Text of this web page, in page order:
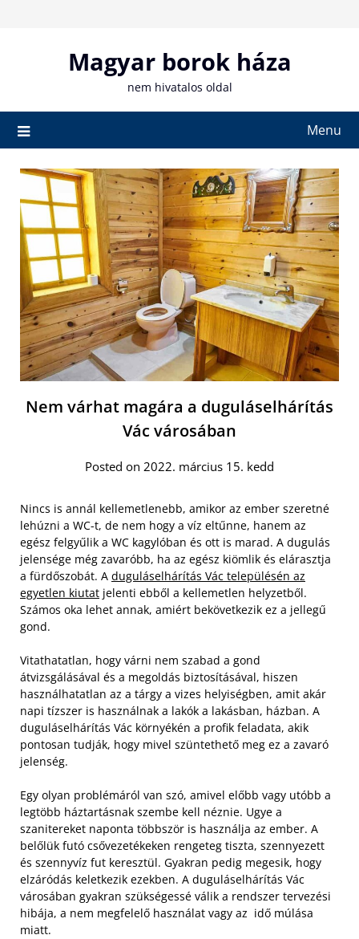
Magyar borok háza
nem hivatalos oldal
Menu
Nem várhat magára a duguláselhárítás
Vác városában
Posted on 2022. március 15. kedd
Nincs is annál kellemetlenebb, amikor az ember szeretné
lehúzni a WC-t, de nem hogy a víz eltűnne, hanem az
egész felgyűlik a WC kagylóban és ott is marad. A dugulás
jelensége még zavaróbb, ha az egész kiömlik és elárasztja
a fürdőszobát. A duguláselhárítás Vác településén az
egyetlen kiutat jelenti ebből a kellemetlen helyzetből.
Számos oka lehet annak, amiért bekövetkezik ez a jellegű
gond.
Vitathatatlan, hogy várni nem szabad a gond
átvizsgálásával és a megoldás biztosításával, hiszen
használhatatlan az a tárgy a vizes helyiségben, amit akár
napi tízszer is használnak a lakók a lakásban, házban. A
duguláselhárítás Vác környékén a profik feladata, akik
pontosan tudják, hogy mivel szüntethető meg ez a zavaró
jelenség.
Egy olyan problémáról van szó, amivel előbb vagy utóbb a
legtöbb háztartásnak szembe kell néznie. Ugye a
szanitereket naponta többször is használja az ember. A
belőlük futó csővezetékeken rengeteg tiszta, szennyezett
és szennyvíz fut keresztül. Gyakran pedig megesik, hogy
elzáródás keletkezik ezekben. A duguláselhárítás Vác
városában gyakran szükségessé válik a rendszer tervezési
hibája, a nem megfelelő használat vagy az idő múlása
miatt.